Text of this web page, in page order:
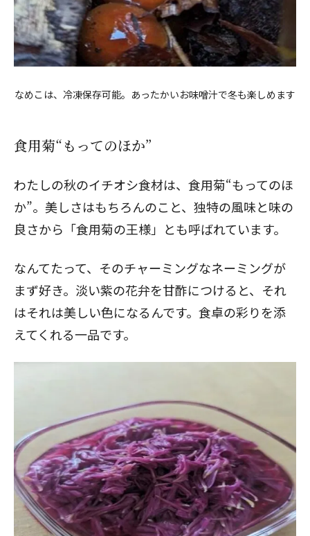
なめこは、冷凍保存可能。あったかいお味噌汁で冬も楽しめます
食用菊“もってのほか”
わたしの秋のイチオシ食材は、食用菊“もってのほ
か”。美しさはもちろんのこと、独特の風味と味の
良さから「食用菊の王様」とも呼ばれています。
なんてたって、そのチャーミングなネーミングが
まず好き。淡い紫の花弁を甘酢につけると、それ
はそれは美しい色になるんです。食卓の彩りを添
えてくれる一品です。